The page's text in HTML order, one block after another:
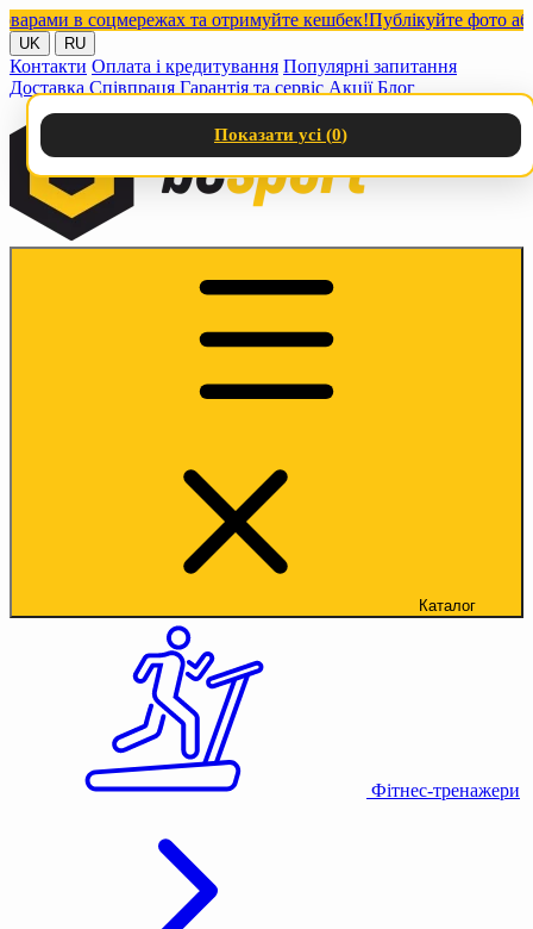
в соцмережах та отримуйте кешбек!Публікуйте фото або
UK RU
Контакти Оплата і кредитування Популярні запитання
Доставка Співпраця Гарантія та сервіс Акції Блог
Каталог
Фітнес-тренажери
Показати усі (0)